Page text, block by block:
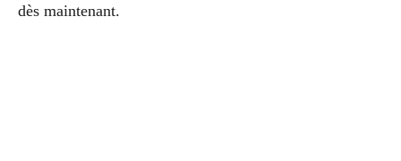
dès maintenant.